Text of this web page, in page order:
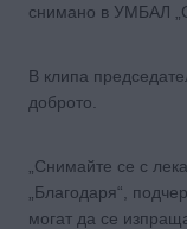
снимано в УМБАЛ
В клипа
доброто.
„Снимайте се с
„Благодаря“,
могат да се